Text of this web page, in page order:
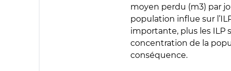
moyen perdu (m3) par
population influe sur
importante, plus les ILP
concentration de la
conséquence.